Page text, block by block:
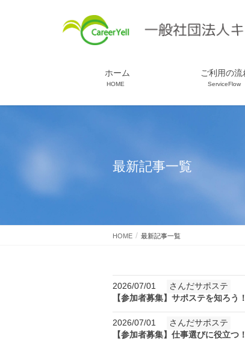
ホーム
HOME
ご利用の流
ServiceFlow
最新記事一覧
HOME 最新記事一覧
2026/07/01
さんだサポステ
【参加者募集】サポステを知
2026/07/01
さんだサポステ
【参加者募集】仕事選びに役